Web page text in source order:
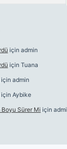
için admin
için Tuana
için admin
için Aybike
Sürer Mi için